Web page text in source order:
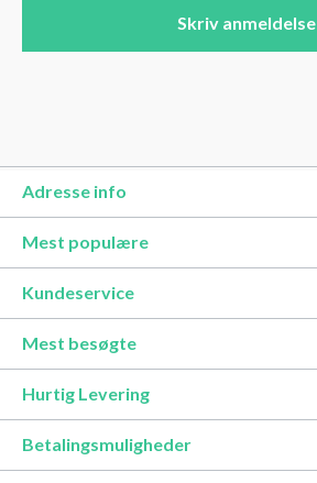
Skriv anmeldelse
Adresse info
Mest populære
Kundeservice
Mest besøgte
Hurtig Levering
Betalingsmuligheder